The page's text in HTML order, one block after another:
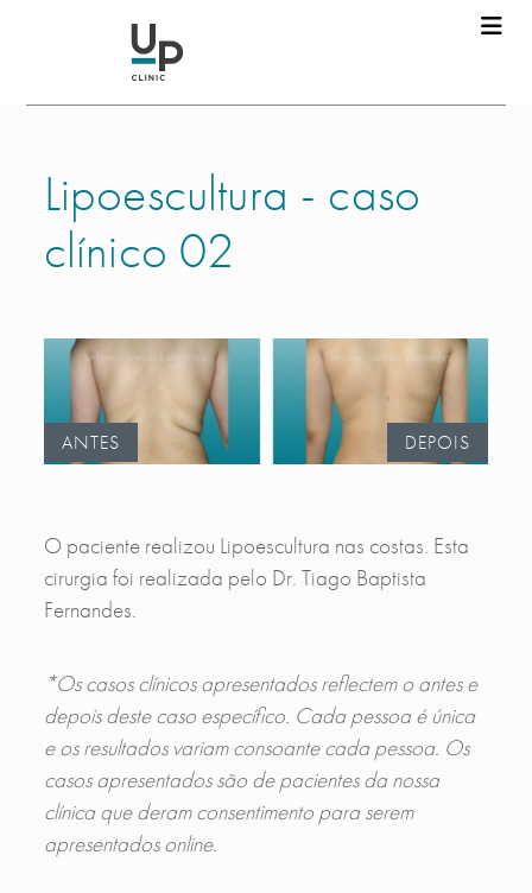
Lipoescultura - caso
clínico 02
ANTES DEPOIS
O paciente realizou Lipoescultura nas costas. Esta
cirurgia foi realizada pelo Dr. Tiago Baptista
Fernandes.
*Os casos clínicos apresentados reflectem o antes e
depois deste caso específico. Cada pessoa é única
e os resultados variam consoante cada pessoa. Os
casos apresentados são de pacientes da nossa
clínica que deram consentimento para serem
apresentados online.